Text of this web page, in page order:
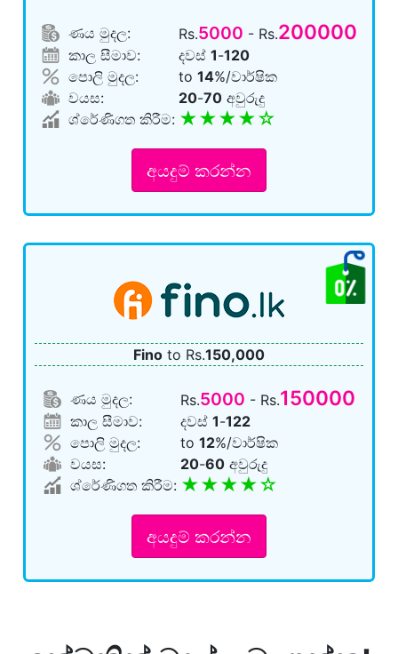
ණය මුදල: Rs.5000 - Rs.200000
කාල සීමාව: දවස් 1-120
පොලි මුදල:
to 14%/වාර්ෂික
වයස:
20-70අවුරුදු
ශ්රේණිගත කිරීම: ★★★★☆
අයදුම් කරන්න
Fino to Rs.150,000
ණය මුදල: Rs.5000 - Rs.150000
කාල සීමාව: දවස් 1-122
පොලි මුදල:
to 12%/වාර්ෂික
වයස:
20-60අවුරුදු
ශ්රේණිගත කිරීම: ★★★★☆
අයදුම් කරන්න